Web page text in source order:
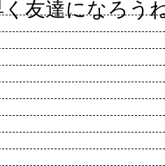
友達になろう